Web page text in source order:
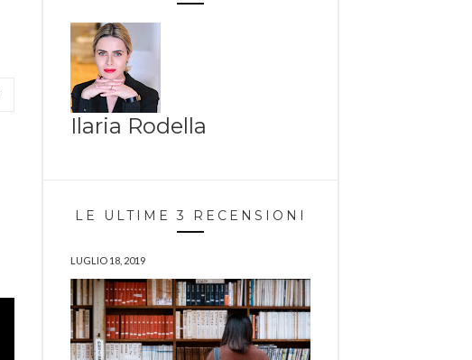
Ilaria Rodella
LE ULTIME 3 RECENSIONI
LUGLIO 18, 2019